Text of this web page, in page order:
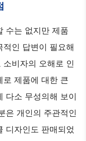
수는 없지만 제품
인 답변이 필요해
비자의 오해로 인
로 제품에 대한 큰
다소 무성의해 보이
은 개인의 주관적인
디자인도 판매되었